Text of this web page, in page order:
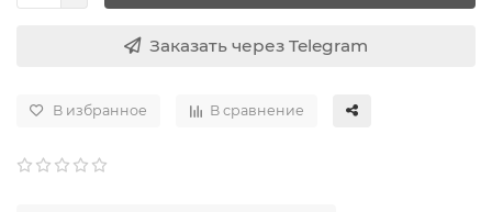
Заказать через Telegram
В избранное В сравнение